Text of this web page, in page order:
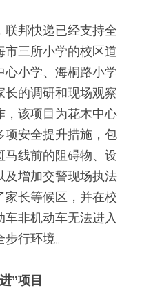
联邦快递已经支持全
市三所小学的校区道
心小学、海桐路小学
长的调研和现场观察
，该项目为花木中心
项安全提升措施，包
马线前的阻碍物、设
及增加交警现场执法
家长等候区，并在校
非机动车无法进入
行环境。
”项目